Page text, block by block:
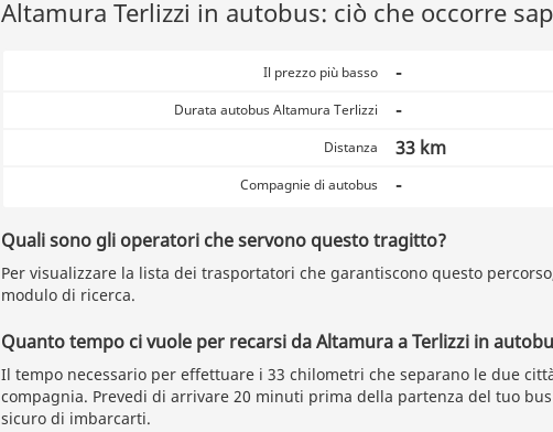
Altamura Terlizzi in autobus: ciò che occorre
Il prezzo più basso -
Durata autobus Altamura Terlizzi -
Distanza 33 km
Compagnie di autobus -
Quali sono gli operatori che servono questo tragitto?
Per visualizzare la lista dei trasportatori che garantiscono questo
modulo di ricerca.
Quanto tempo ci vuole per recarsi da Altamura a Terlizzi in
Il tempo necessario per effettuare i 33 chilometri che separano le due
compagnia. Prevedi di arrivare 20 minuti prima della partenza del tuo
sicuro di imbarcarti.